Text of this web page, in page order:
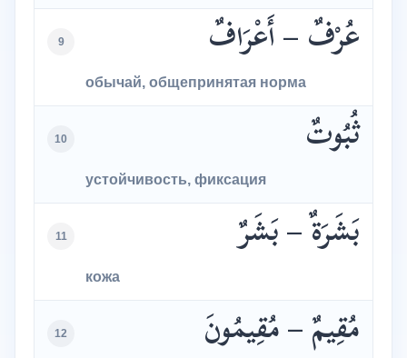
9 عُرْفٌ – أَعْرَافٌ
обычай, общепринятая норма
10 ثُبُوتٌ
устойчивость, фиксация
11 بَشَرَةٌ – بَشَرٌ
кожа
12 مُقِيمٌ – مُقِيمُونَ